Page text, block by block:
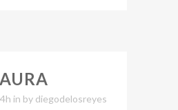
AURA
in by diegodelosreyes